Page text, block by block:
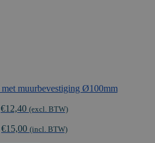
muurbevestiging Ø100mm
€12,40 (excl. BTW)
€15,00 (incl. BTW)